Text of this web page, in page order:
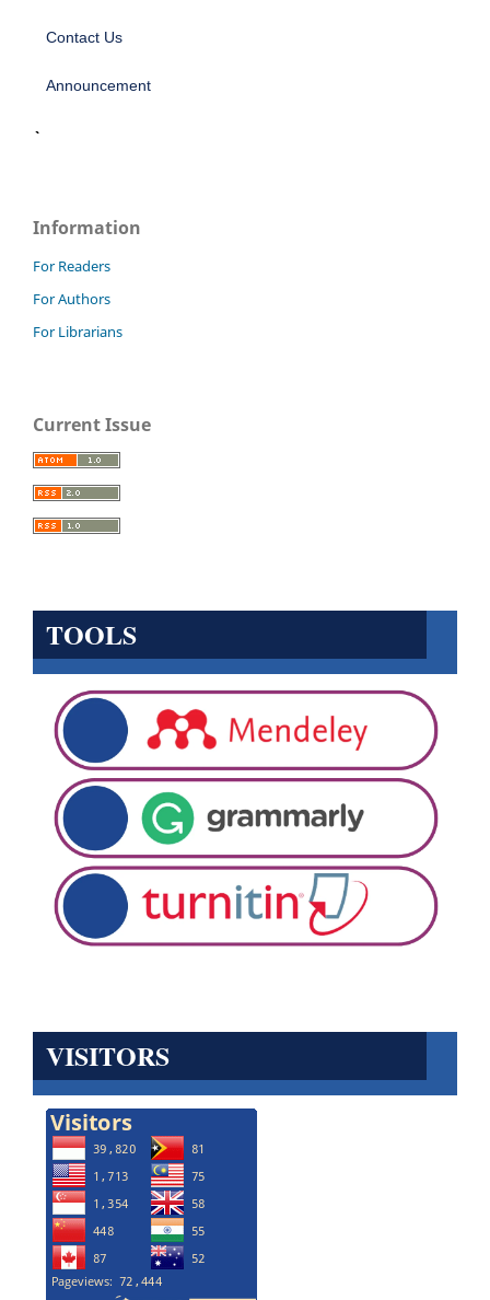
Contact Us
Announcement
Information
For Readers
For Authors
For Librarians
Current Issue
TOOLS
VISITORS